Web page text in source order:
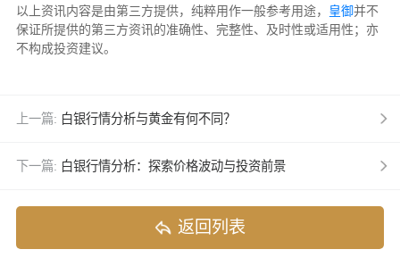
以上资讯内容是由第三方提供，纯粹用作一般参考用途， 皇御并不
保证所提供的第三方资讯的准确性、完整性、及时性或适用性；亦
不构成投资建议。
上一篇: 白银行情分析与黄金有何不同？
下一篇: 白银行情分析：探索价格波动与投资前景
返回列表